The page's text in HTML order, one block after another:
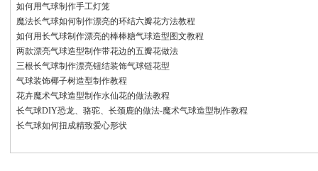
如何用气球制作手工灯笼
魔法长气球如何制作漂亮的环结六瓣花方法教程
如何用长气球制作漂亮的棒棒糖气球造型图文教程
两款漂亮气球造型制作带花边的五瓣花做法
三根长气球制作漂亮钮结装饰气球链花型
气球装饰椰子树造型制作教程
花卉魔术气球造型制作水仙花的做法教程
长气球DIY恐龙、骆驼、长颈鹿的做法-魔术气球造型制作教程
长气球如何扭成精致爱心形状